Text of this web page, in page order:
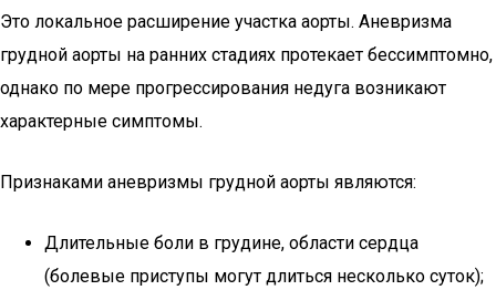
Это локальное расширение участка аорты. Аневризма
грудной аорты на ранних стадиях протекает бессимптомно,
однако по мере прогрессирования недуга возникают
характерные симптомы.
Признаками аневризмы грудной аорты являются:
Длительные боли в грудине, области сердца
(болевые приступы могут длиться несколько суток);